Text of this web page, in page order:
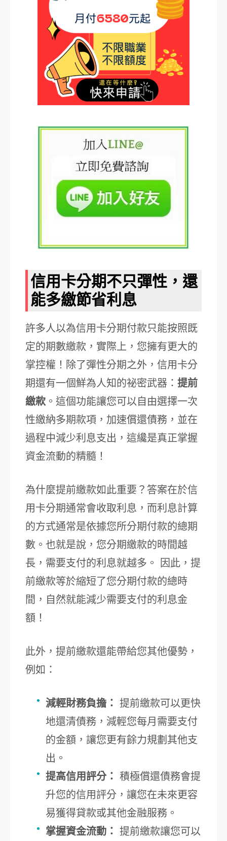
信用卡分期不只彈性，還
能多繳節省利息
許多人以為信用卡分期付款只能按照既
定的期數繳款，實際上，您擁有更大的
掌控權！除了彈性分期之外，信用卡分
期還有一個鮮為人知的祕密武器： 提前
繳款。這個功能讓您可以自由選擇一次
性繳納多期款項，加速償還債務，並在
過程中減少利息支出，這纔是真正掌握
資金流動的精髓！
為什麼提前繳款如此重要？答案在於信
用卡分期通常會收取利息，而利息計算
的方式通常是依據您所分期付款的總期
數。也就是說，您分期繳款的時間越
長，需要支付的利息就越多。 因此，提
前繳款等於縮短了您分期付款的總時
間，自然就能減少需要支付的利息金
額！
此外，提前繳款還能帶給您其他優勢，
例如：
減輕財務負擔： 提前繳款可以更快
地還清債務，減輕您每月需要支付
的金額，讓您更有餘力規劃其他支
出。
提高信用評分： 積極償還債務會提
升您的信用評分，讓您在未來更容
易獲得貸款或其他金融服務。
掌握資金流動： 提前繳款讓您可以